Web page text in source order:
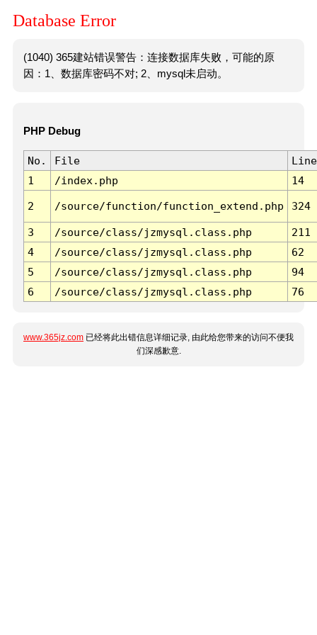
Database Error
(1040) 365建站错误警告：连接数据库失败，可能的原
因：1、数据库密码不对; 2、mysql未启动。
PHP Debug
No. File
Line
1
/index.php 14
2 /source/function/function_extend.php 324
3 /source/class/jzmysql.class.php
211
4
/source/class/jzmysql.class.php
62
5
/source/class/jzmysql.class.php
94
6
/source/class/jzmysql.class.php 76
www.365jz.com 已经将此出错信息详细记录, 由此给您带来的访问不便我
们深感歉意.